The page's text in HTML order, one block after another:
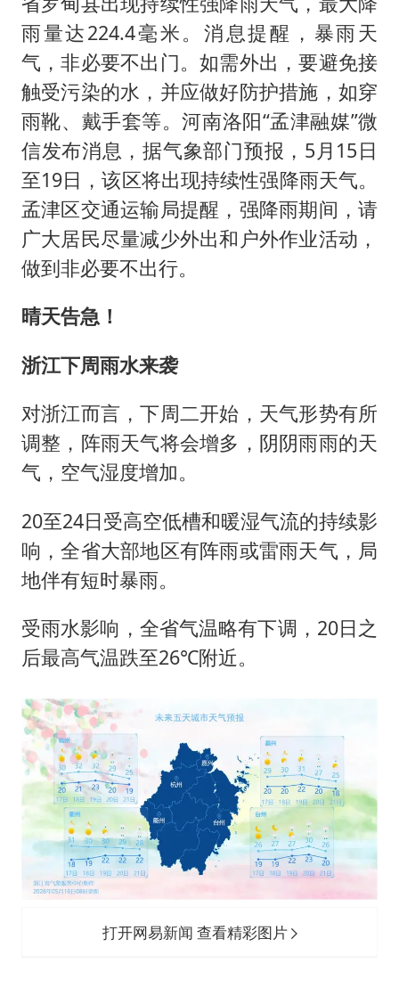
雨量达224.4毫米。消息提醒，暴雨天
气，非必要不出门。如需外出，要避免接
触受污染的水，并应做好防护措施，如穿
雨靴、戴手套等。河南洛阳“孟津融媒”微
信发布消息，据气象部门预报，5月15日
至19日，该区将出现持续性强降雨天气。
孟津区交通运输局提醒，强降雨期间，请
广大居民尽量减少外出和户外作业活动，
做到非必要不出行。
晴天告急！
浙江下周雨水来袭
对浙江而言，下周二开始，天气形势有所
调整，阵雨天气将会增多，阴阴雨雨的天
气，空气湿度增加。
20至24日受高空低槽和暖湿气流的持续影
响，全省大部地区有阵雨或雷雨天气，局
地伴有短时暴雨。
受雨水影响，全省气温略有下调，20日之
后最高气温跌至26℃附近。
打开网易新闻 查看精彩图片